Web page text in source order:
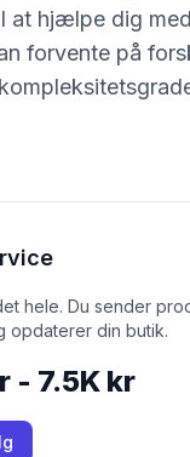
at hjælpe dig
forvente på
hele. Du sender
opdaterer din butik.
- 7.5K kr